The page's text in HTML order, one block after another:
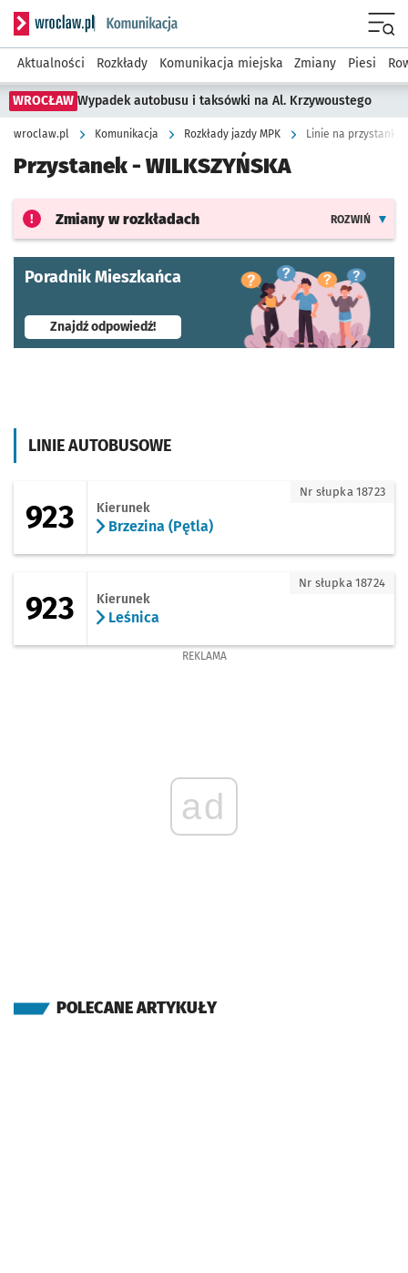
Serwis informacyjny wroclaw.pl podserwis: Komunikacja
Aktualności Rozkłady Komunikacja miejska Zmiany Piesi
WROCŁAW Wypadek autobusu i taksówki na Al. Krzywoustego
wroclaw.pl Komunikacja Rozkłady jazdy MPK Linie na przystanku
Przystanek - WILKSZYŃSKA
Zmiany w rozkładach ROZWIŃ
Poradnik Mieszkańca
Znajdź odpowiedź!- otworzy się w nowej karcie
LINIE AUTOBUSOWE
923 - kierunek Brzezina (Pętla)
923 Kierunek
Brzezina (Pętla)
Nr słupka 18723
923 Kierunek
Leśnica
Nr słupka 18724
REKLAMA
ad
POLECANE ARTYKUŁY